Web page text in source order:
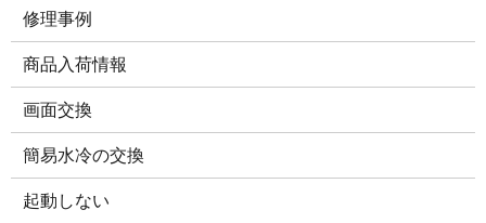
修理事例
商品入荷情報
画面交換
簡易水冷の交換
起動しない